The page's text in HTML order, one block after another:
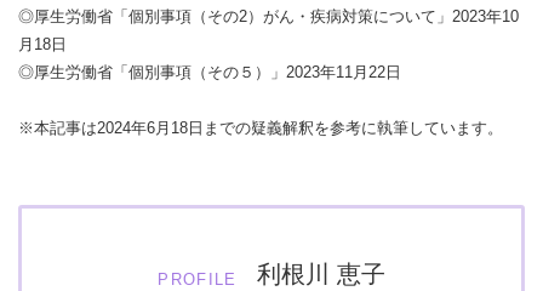
◎厚生労働省「個別事項（その2）がん・疾病対策について」2023年10
月18日
◎厚生労働省「個別事項（その５）」2023年11月22日
※本記事は2024年6月18日までの疑義解釈を参考に執筆しています。
PROFILE 利根川 恵子